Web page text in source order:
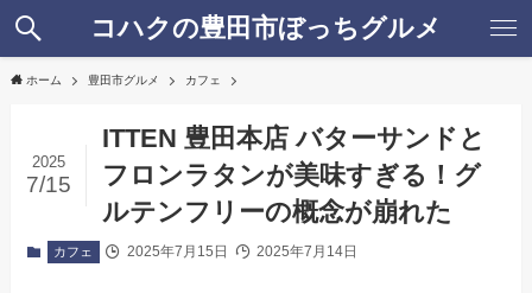
コハクの豊田市ぼっちグルメ
ホーム 豊田市グルメ カフェ
ITTEN 豊田本店 バターサンドと
フロンラタンが美味すぎる！グ
ルテンフリーの概念が崩れた
2025
7/15
カフェ 2025年7月15日 2025年7月14日